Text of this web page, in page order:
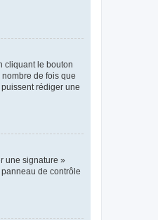
cliquant le bouton
de fois que
puissent rédiger une
une signature »
de contrôle